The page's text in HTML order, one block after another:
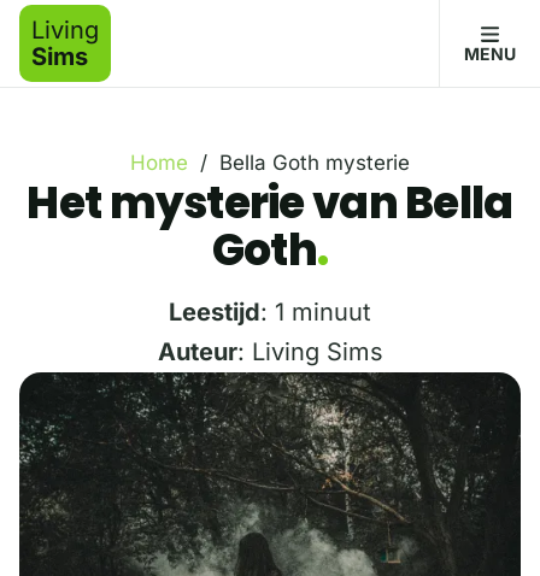
Living
Sims
MENU
Home / Bella Goth mysterie
Het mysterie van Bella
Goth
Leestijd: 1 minuut
Auteur: Living Sims